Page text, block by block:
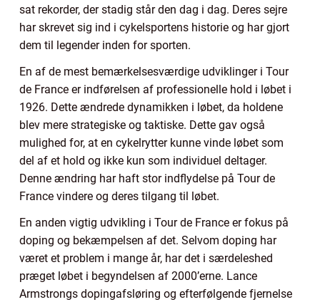
sat rekorder, der stadig står den dag i dag. Deres sejre
har skrevet sig ind i cykelsportens historie og har gjort
dem til legender inden for sporten.
En af de mest bemærkelsesværdige udviklinger i Tour
de France er indførelsen af professionelle hold i løbet i
1926. Dette ændrede dynamikken i løbet, da holdene
blev mere strategiske og taktiske. Dette gav også
mulighed for, at en cykelrytter kunne vinde løbet som
del af et hold og ikke kun som individuel deltager.
Denne ændring har haft stor indflydelse på Tour de
France vindere og deres tilgang til løbet.
En anden vigtig udvikling i Tour de France er fokus på
doping og bekæmpelsen af det. Selvom doping har
været et problem i mange år, har det i særdeleshed
præget løbet i begyndelsen af 2000’erne. Lance
Armstrongs dopingafsløring og efterfølgende fjernelse